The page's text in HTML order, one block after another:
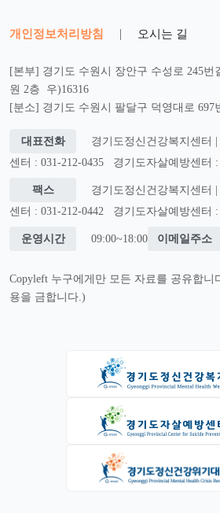
개인정보처리방침 | 오시는 길
[본부] 경기도 수원시 장안구 수성로 245번
원 2층 우)16316
[분소] 경기도 수원시 팔달구 덕영대로 697
대표전화
경기도정신건강복지센터
센터 : 031-212-0435
경기도자살예방센터 :
팩스
경기도정신건강복지센터
센터 : 031-212-0442
경기도자살예방센터 :
운영시간 09:00~18:00 이메일주소
Copyleft 누구에게만 모든 자료를 공유합
용을 금합니다.)